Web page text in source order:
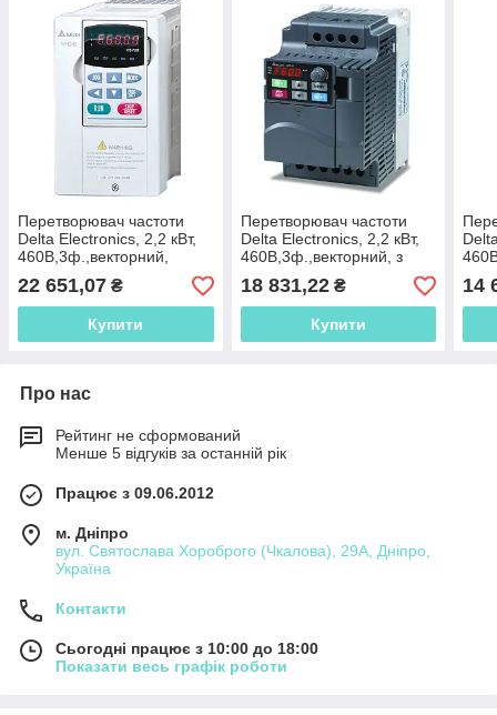
Перетворювач частоти
Delta Electronics, 2,2 кВт,
460В,3ф.,векторний,
загальнопромисловий,VFD022B43B
22 651,07 ₴
Купити
Перетворювач частоти
Delta Electronics, 2,2 кВт,
460В,3ф.,векторний, з
вбудованим
ПЛК,VFD022E43A
18 831,22₴
Купити
14
Про нас
Рейтинг не сформований
Менше 5 відгуків за останній рік
Працює з 09.06.2012
м. Дніпро
вул. Святослава Хороброго (Чкалова), 29А, Дніпро,
Україна
Контакти
Сьогодні працює з 10:00 до 18:00
Показати весь графік роботи